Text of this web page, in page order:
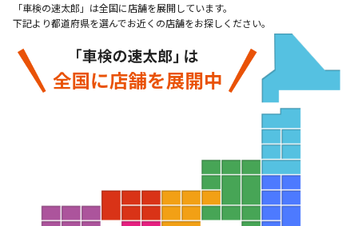
「車検の速太郎」は全国に店舗を展開しています。
下記より都道府県を選んでお近くの店舗をお探しください。